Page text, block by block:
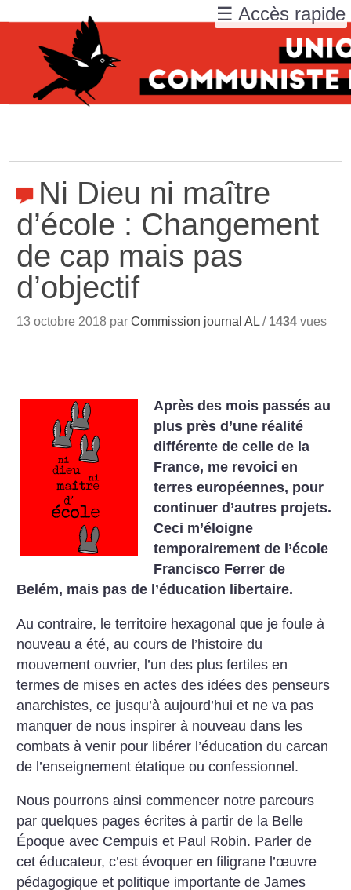
Ni Dieu ni maître
d’école : Changement
de cap mais pas
d’objectif
13 octobre 2018 parCommission journal AL / 1434 vues
Après des mois passés au
plus près d’une réalité
différente de celle de la
France, me revoici en
terres européennes, pour
continuer d’autres projets.
Ceci m’éloigne
temporairement de l’école
Francisco Ferrer de
Belém, mais pas de l’éducation libertaire.
Au contraire, le territoire hexagonal que je foule à
nouveau a été, au cours de l’histoire du
mouvement ouvrier, l’un des plus fertiles en
termes de mises en actes des idées des penseurs
anarchistes, ce jusqu’à aujourd’hui et ne va pas
manquer de nous inspirer à nouveau dans les
combats à venir pour libérer l’éducation du carcan
de l’enseignement étatique ou confessionnel.
Nous pourrons ainsi commencer notre parcours
par quelques pages écrites à partir de la Belle
Époque avec Cempuis et Paul Robin. Parler de
cet éducateur, c’est évoquer en filigrane l’œuvre
pédagogique et politique importante de James
☰ Accès rapide